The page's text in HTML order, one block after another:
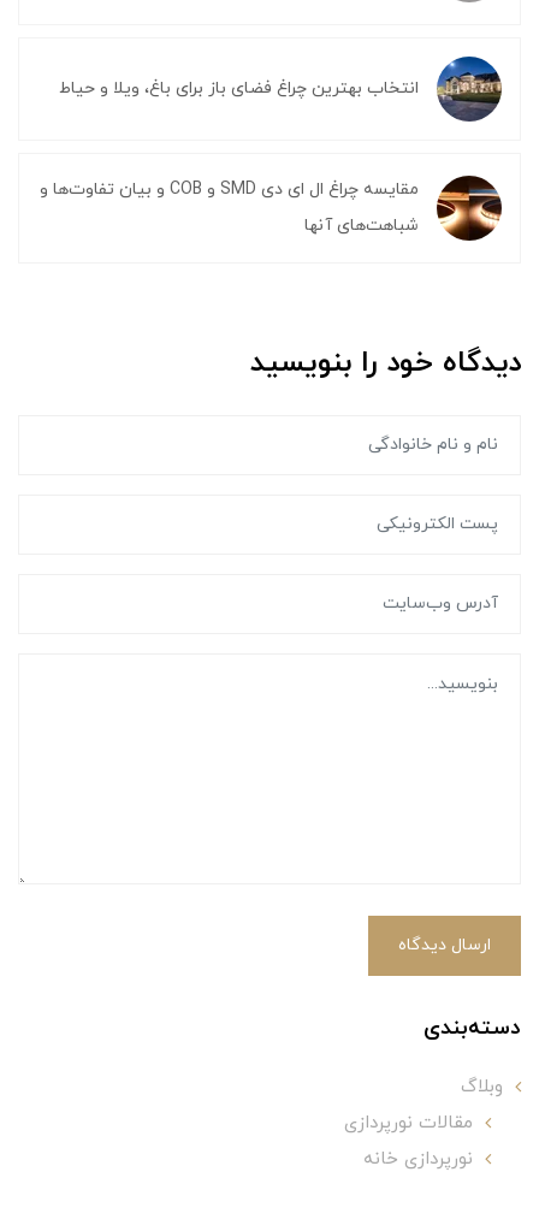
انتخاب بهترین چراغ فضای باز برای باغ، ویلا و حیاط
مقایسه چراغ ال ای دی SMD و COB و بیان تفاوت‌ها و
شباهت‌های آنها
دیدگاه خود را بنویسید
ارسال دیدگاه
دسته‌بندی
وبلاگ
مقالات نورپردازی
نورپردازی خانه